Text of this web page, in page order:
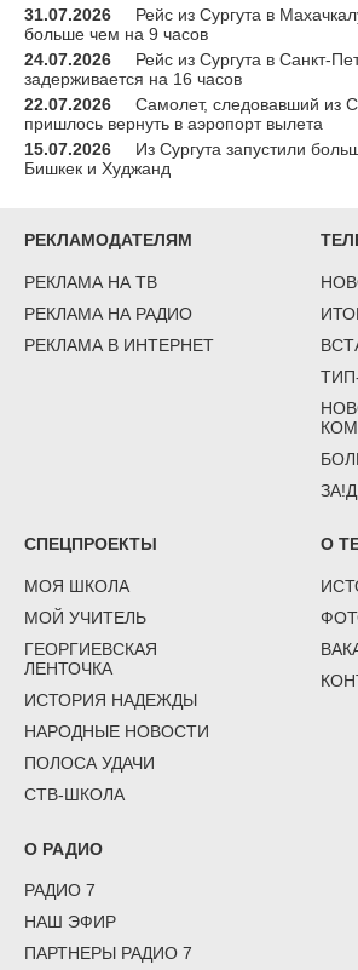
31.07.2026
Рейс из Сургута в
больше чем на 9 часов
24.07.2026
Рейс из Сургута в Санкт-
задерживается на 16 часов
22.07.2026
Самолет, следовавший из
пришлось вернуть в аэропорт вылета
15.07.2026
Из Сургута запустили
Бишкек и Худжанд
РЕКЛАМОДАТЕЛЯМ
РЕКЛАМА НА ТВ
РЕКЛАМА НА РАДИО
РЕКЛАМА В ИНТЕРНЕТ
СПЕЦПРОЕКТЫ
МОЯ ШКОЛА
МОЙ УЧИТЕЛЬ
ГЕОРГИЕВСКАЯ
ЛЕНТОЧКА
ИСТОРИЯ НАДЕЖДЫ
НАРОДНЫЕ НОВОСТИ
ПОЛОСА УДАЧИ
СТВ-ШКОЛА
О
О РАДИО
РАДИО 7
НАШ ЭФИР
ПАРТНЕРЫ РАДИО 7